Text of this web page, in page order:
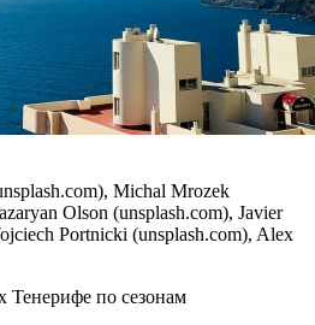
Michal Mrozek
Olson (unsplash.com), Javier
Portnicki (unsplash.com), Alex
Тенерифе по сезонам